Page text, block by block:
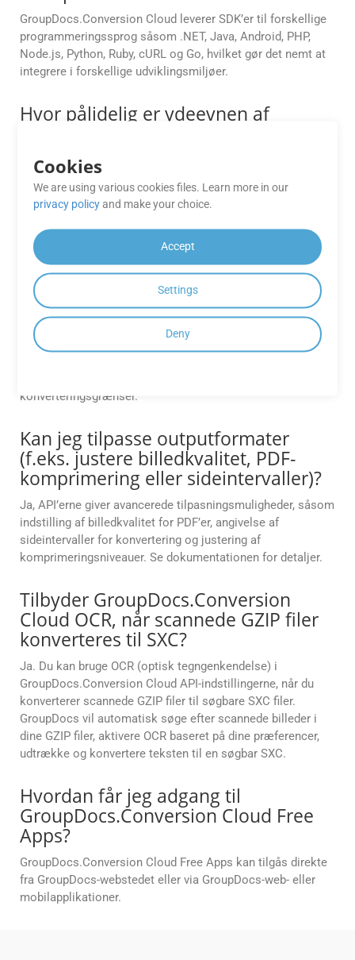
GroupDocs.Conversion Cloud leverer SDK’er til forskellige
programmeringssprog såsom .NET, Java, Android, PHP,
Node.js, Python, Ruby, cURL og Go, hvilket gør det nemt at
integrere i forskellige udviklingsmiljøer.
Hvor pålidelig er ydeevnen af
Apps?
GroupDocs.Conversion Cloud Free Apps tilbyder pålidelig
ydeevne og output i høj kvalitet til dine konverteringsbehov,
hvilket sikrer en problemfri oplevelse.
Er der en grænse for antallet af
konverteringer, jeg kan udføre ved
hjælp af GroupDocs.Conversion
Cloud API’er?
GroupDocs.Conversion Cloud API’er tilbyder fleksible
konverteringsgrænser.
Kan jeg tilpasse outputformater
(f.eks. justere billedkvalitet, PDF-
komprimering eller sideintervaller)?
Ja, API’erne giver avancerede tilpasningsmuligheder, såsom
indstilling af billedkvalitet for PDF’er, angivelse af
sideintervaller for konvertering og justering af
komprimeringsniveauer. Se dokumentationen for detaljer.
Tilbyder GroupDocs.Conversion
Cloud OCR, når scannede GZIP filer
konverteres til SXC?
Ja. Du kan bruge OCR (optisk tegngenkendelse) i
GroupDocs.Conversion Cloud API-indstillingerne, når du
konverterer scannede GZIP filer til søgbare SXC filer.
GroupDocs vil automatisk søge efter scannede billeder i
dine GZIP filer, aktivere OCR baseret på dine præferencer,
udtrække og konvertere teksten til en søgbar SXC.
Hvordan får jeg adgang til
GroupDocs.Conversion Cloud Free
Apps?
GroupDocs.Conversion Cloud Free Apps kan tilgås direkte
fra GroupDocs-webstedet eller via GroupDocs-web- eller
mobilapplikationer.
Cookies
We are using various cookies files. Learn more in our
privacy policyand make your choice.
Accept
Settings
Deny